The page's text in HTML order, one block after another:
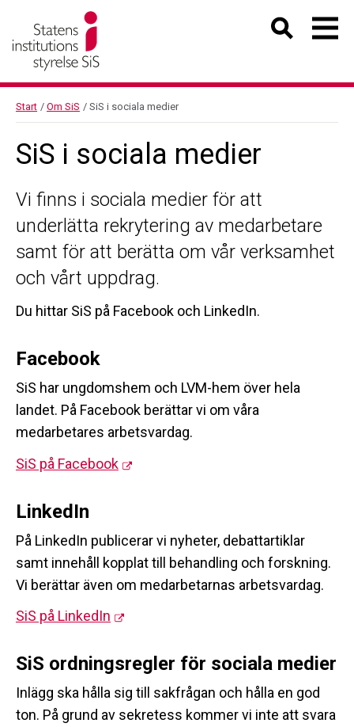
Start / Om SiS / SiS i sociala medier
SiS i sociala medier
Vi finns i sociala medier för att
underlätta rekrytering av medarbetare
samt för att berätta om vår verksamhet
och vårt uppdrag.
Du hittar SiS på Facebook och LinkedIn.
Facebook
SiS har ungdomshem och LVM-hem över hela
landet. På Facebook berättar vi om våra
medarbetares arbetsvardag.
SiS på Facebook
LinkedIn
På LinkedIn publicerar vi nyheter, debattartiklar
samt innehåll kopplat till behandling och forskning.
Vi berättar även om medarbetarnas arbetsvardag.
SiS på LinkedIn
SiS ordningsregler för sociala medier
Inlägg ska hålla sig till sakfrågan och hålla en god
ton. På grund av sekretess kommer vi inte att svara